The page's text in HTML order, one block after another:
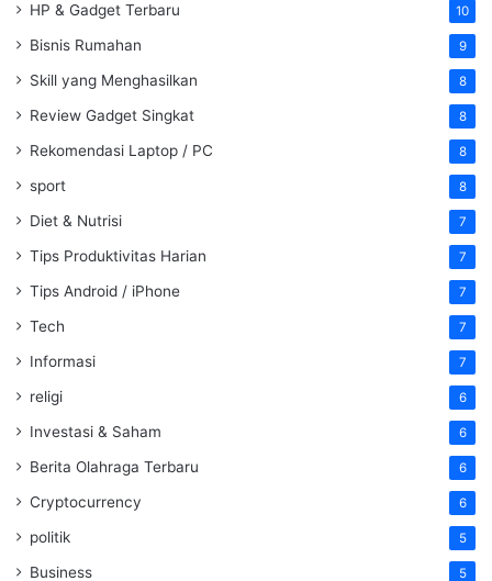
HP & Gadget Terbaru 10
Bisnis Rumahan 9
Skill yang Menghasilkan 8
Review Gadget Singkat 8
Rekomendasi Laptop / PC 8
sport 8
Diet & Nutrisi 7
Tips Produktivitas Harian 7
Tips Android / iPhone 7
Tech 7
Informasi 7
religi 6
Investasi & Saham 6
Berita Olahraga Terbaru 6
Cryptocurrency 6
politik 5
Business 5